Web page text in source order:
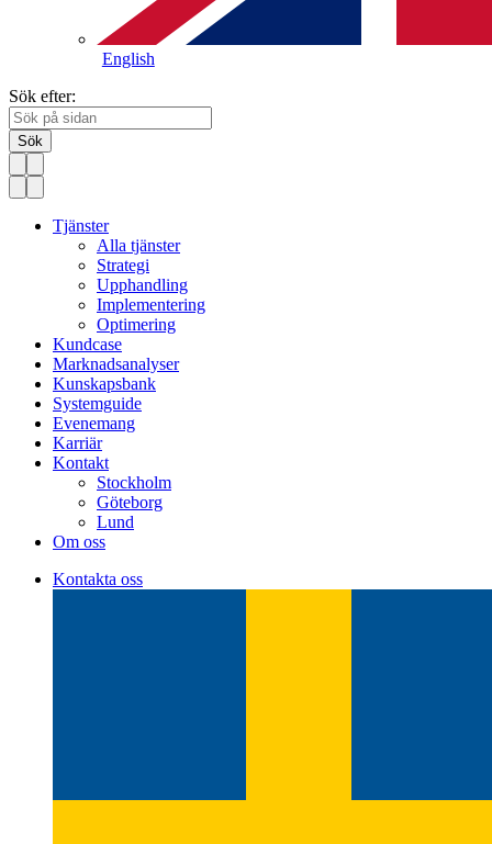
English
Sök efter:
Sök
Tjänster
Alla tjänster
Strategi
Upphandling
Implementering
Optimering
Kundcase
Marknadsanalyser
Kunskapsbank
Systemguide
Evenemang
Karriär
Kontakt
Stockholm
Göteborg
Lund
Om oss
Kontakta oss